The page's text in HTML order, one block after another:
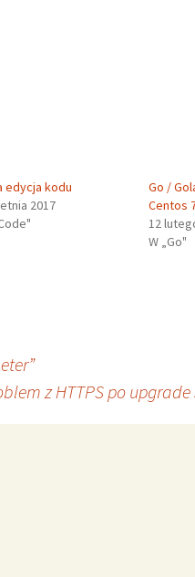
edycja kodu
2017
Go /
Centos
12
W „Go"
z HTTPS po upgrade